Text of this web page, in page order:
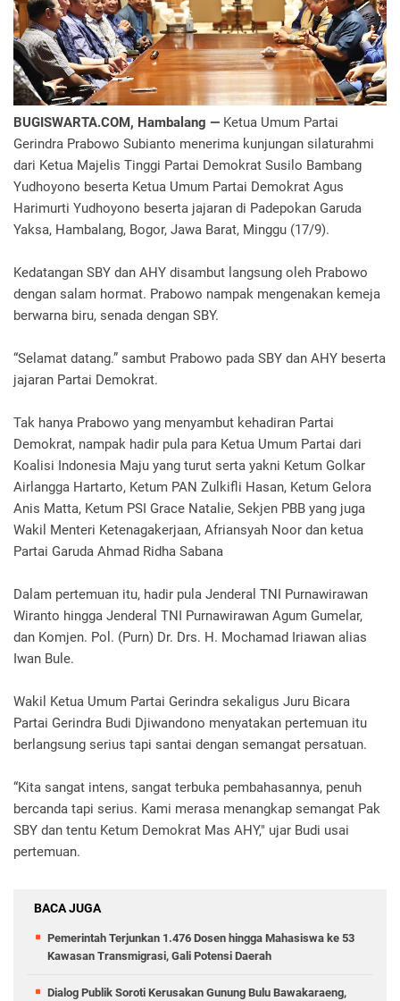
BUGISWARTA.COM, Hambalang — Ketua Umum Partai
Gerindra Prabowo Subianto menerima kunjungan silaturahmi
dari Ketua Majelis Tinggi Partai Demokrat Susilo Bambang
Yudhoyono beserta Ketua Umum Partai Demokrat Agus
Harimurti Yudhoyono beserta jajaran di Padepokan Garuda
Yaksa, Hambalang, Bogor, Jawa Barat, Minggu (17/9).
Kedatangan SBY dan AHY disambut langsung oleh Prabowo
dengan salam hormat. Prabowo nampak mengenakan kemeja
berwarna biru, senada dengan SBY.
“Selamat datang.” sambut Prabowo pada SBY dan AHY beserta
jajaran Partai Demokrat.
Tak hanya Prabowo yang menyambut kehadiran Partai
Demokrat, nampak hadir pula para Ketua Umum Partai dari
Koalisi Indonesia Maju yang turut serta yakni Ketum Golkar
Airlangga Hartarto, Ketum PAN Zulkifli Hasan, Ketum Gelora
Anis Matta, Ketum PSI Grace Natalie, Sekjen PBB yang juga
Wakil Menteri Ketenagakerjaan, Afriansyah Noor dan ketua
Partai Garuda Ahmad Ridha Sabana
Dalam pertemuan itu, hadir pula Jenderal TNI Purnawirawan
Wiranto hingga Jenderal TNI Purnawirawan Agum Gumelar,
dan Komjen. Pol. (Purn) Dr. Drs. H. Mochamad Iriawan alias
Iwan Bule.
Wakil Ketua Umum Partai Gerindra sekaligus Juru Bicara
Partai Gerindra Budi Djiwandono menyatakan pertemuan itu
berlangsung serius tapi santai dengan semangat persatuan.
“Kita sangat intens, sangat terbuka pembahasannya, penuh
bercanda tapi serius. Kami merasa menangkap semangat Pak
SBY dan tentu Ketum Demokrat Mas AHY," ujar Budi usai
pertemuan.
BACA JUGA
Pemerintah Terjunkan 1.476 Dosen hingga Mahasiswa ke 53
Kawasan Transmigrasi, Gali Potensi Daerah
Dialog Publik Soroti Kerusakan Gunung Bulu Bawakaraeng,